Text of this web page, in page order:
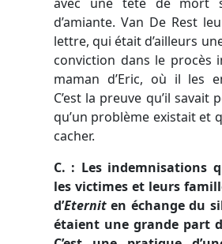
d’amiante. Van De Rest
lettre, qui était d’ailleurs
conviction dans le procès
maman d’Eric, où il les
C’est la preuve qu’il savait
qu’un problème existait et
cacher.
C. : Les indemnisations
les victimes et leurs
d’Eternit en échange du
étaient une grande part